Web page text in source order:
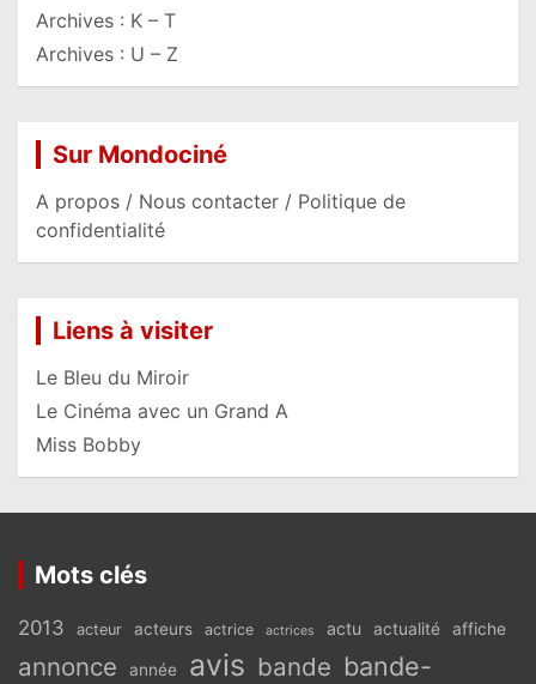
Archives : K – T
Archives : U – Z
Sur Mondociné
A propos / Nous contacter / Politique de
confidentialité
Liens à visiter
Le Bleu du Miroir
Le Cinéma avec un Grand A
Miss Bobby
Mots clés
2013 acteur acteurs actrice actrices actu actualité affiche
annonce année avis bande bande-